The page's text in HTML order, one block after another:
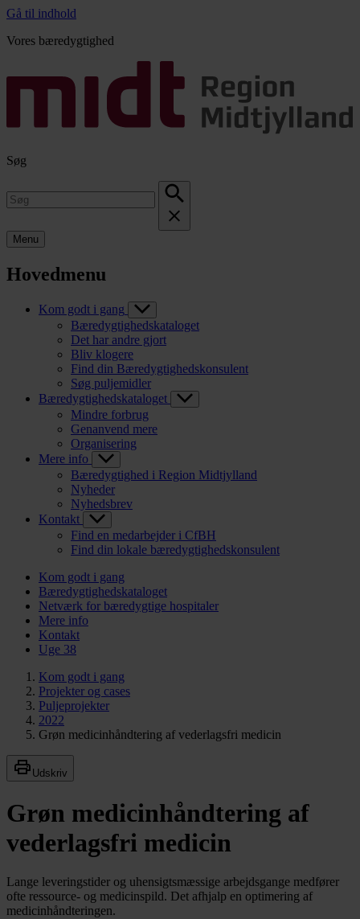
Gå til indhold
Vores bæredygtighed
Søg
Menu
Hovedmenu
Kom godt i gang
Bæredygtighedskataloget
Det har andre gjort
Bliv klogere
Find din Bæredygtighedskonsulent
Søg puljemidler
Bæredygtighedskataloget
Mindre forbrug
Genanvend mere
Organisering
Mere info
Bæredygtighed i Region Midtjylland
Nyheder
Nyhedsbrev
Kontakt
Find en medarbejder i CfBH
Find din lokale bæredygtighedskonsulent
Kom godt i gang
Bæredygtighedskataloget
Netværk for bæredygtige hospitaler
Mere info
Kontakt
Uge 38
Kom godt i gang
Projekter og cases
Puljeprojekter
2022
Grøn medicinhåndtering af vederlagsfri medicin
Udskriv
Grøn medicinhåndtering af
vederlagsfri medicin
Lange leveringstider og uhensigtsmæssige arbejdsgange medfører
ofte ressource- og medicinspild. Det afhjalp en optimering af
medicinhåndteringen.